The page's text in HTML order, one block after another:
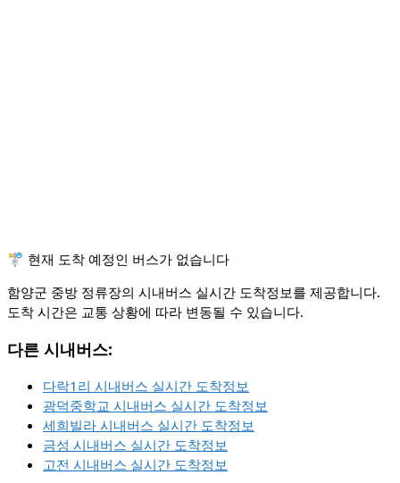
🚏 현재 도착 예정인 버스가 없습니다
함양군 중방 정류장의 시내버스 실시간 도착정보를 제공합니다.
도착 시간은 교통 상황에 따라 변동될 수 있습니다.
다른 시내버스:
다락1리 시내버스 실시간 도착정보
광덕중학교 시내버스 실시간 도착정보
세희빌라 시내버스 실시간 도착정보
금성 시내버스 실시간 도착정보
고전 시내버스 실시간 도착정보